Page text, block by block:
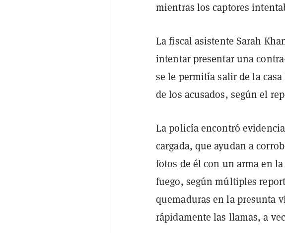
mientras los captores
La fiscal asistente Sarah
intentar presentar una
se le permitía salir de la
de los acusados, según el
La policía encontró
cargada, que ayudan a
fotos de él con un arma en
fuego, según múltiples
quemaduras en la presunta
rápidamente las llamas, a